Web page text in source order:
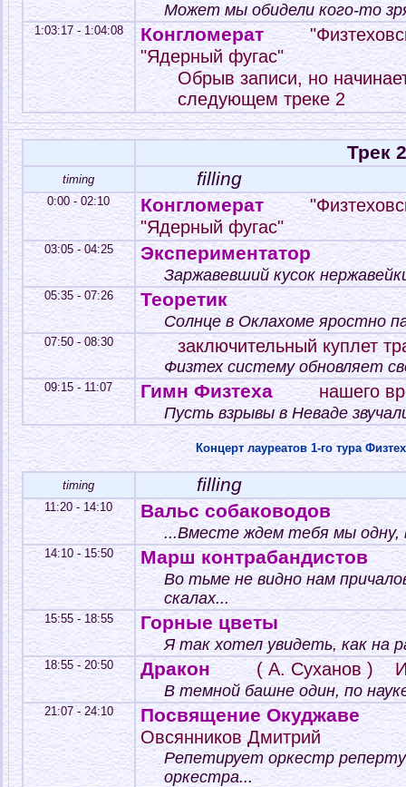
Может мы обидели кого-то
1:03:17 - 1:04:08 Конгломерат
"Ядерный фугас"
Обрыв записи, но
следующем треке 2
Трек 2
timing filling
0:00 - 02:10 Конгломерат
"Ядерный фугас"
03:05 - 04:25 Экспериментатор
Заржавевший кусок
05:35 - 07:26 Теоретик
Солнце в Оклахоме яростно
07:50 - 08:30 заключительный куплет
Физтех систему обновляет
09:15 - 11:07 Гимн Физтеха нашего
Пусть взрывы в Неваде
Концерт лауреатов 1-го тура
timing filling
11:20 - 14:10 Вальс собаководов
...Вместе ждем тебя мы одну,
14:10 - 15:50 Марш контрабандистов
Во тьме не видно нам
скалах...
15:55 - 18:55 Горные цветы
Я так хотел увидеть, как на
18:55 - 20:50 Дракон ( А. Суханов )
В темной башне один, по
21:07 - 24:10 Посвящение Окуджаве
Овсянников Дмитрий
Репетирует оркестр
оркестра...